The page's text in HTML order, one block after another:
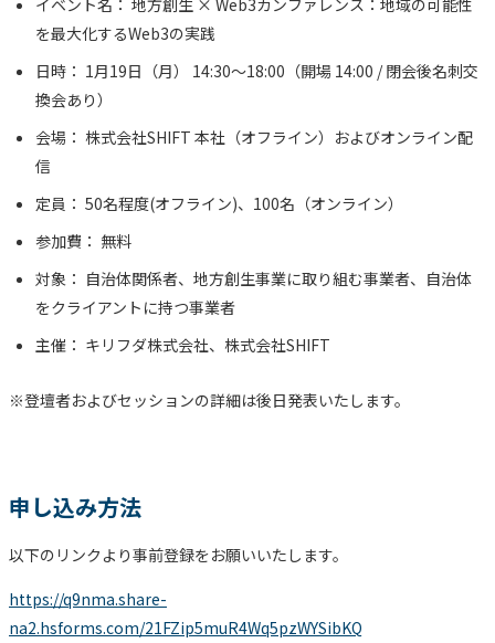
イベント名： 地方創生 × Web3カンファレンス：地域の可能性
を最大化するWeb3の実践
日時： 1月19日（月） 14:30～18:00（開場 14:00 / 閉会後名刺交
換会あり）
会場： 株式会社SHIFT 本社（オフライン）およびオンライン配
信
定員： 50名程度(オフライン)、100名（オンライン）
参加費： 無料
対象： 自治体関係者、地方創生事業に取り組む事業者、自治体
をクライアントに持つ事業者
主催： キリフダ株式会社、株式会社SHIFT
※登壇者およびセッションの詳細は後日発表いたします。
申し込み方法
以下のリンクより事前登録をお願いいたします。
https://q9nma.share-
na2.hsforms.com/21FZip5muR4Wq5pzWYSibKQ